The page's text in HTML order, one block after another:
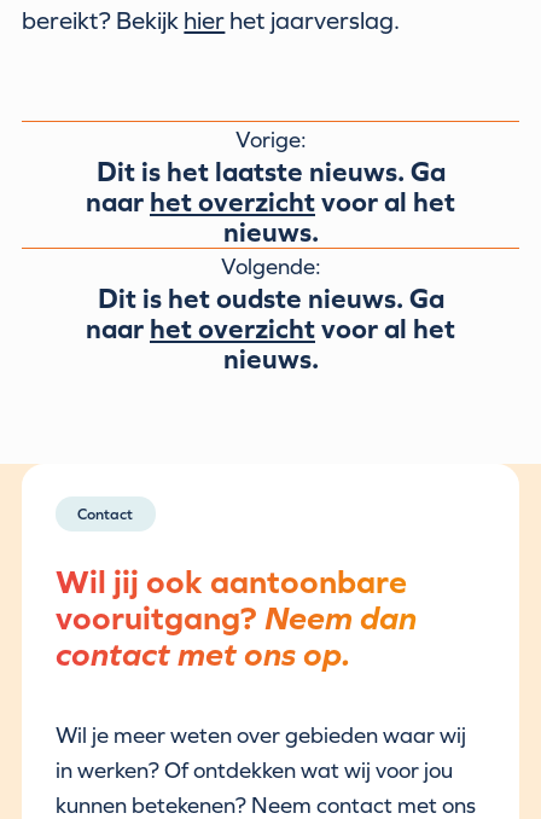
bereikt? Bekijk hier het jaarverslag.
Vorige:
Dit is het laatste nieuws. Ga
naar het overzichtvoor al het
nieuws.
Volgende:
Dit is het oudste nieuws. Ga
naar het overzichtvoor al het
nieuws.
Contact
Wil jij ook aantoonbare
vooruitgang? Neem dan
contact met ons op.
Wil je meer weten over gebieden waar wij
in werken? Of ontdekken wat wij voor jou
kunnen betekenen? Neem contact met ons